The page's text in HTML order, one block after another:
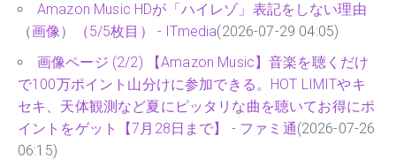
Amazon Music HDが「ハイレゾ」表記をしない理由
（画像）（5/5枚目） - ITmedia(2026-07-29 04:05)
画像ページ (2/2) 【Amazon Music】音楽を聴くだけ
で100万ポイント山分けに参加できる。HOT LIMITやキ
セキ、天体観測など夏にピッタリな曲を聴いてお得にポ
イントをゲット【7月28日まで】 - ファミ通(2026-07-26
06:15)